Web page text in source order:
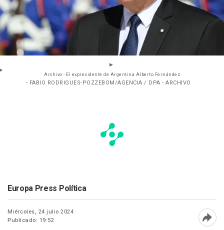
Archivo - El expresidente de Argentina Alberto Fernández
- FABIO RODRIGUES-POZZEBOM/AGENCIA / DPA - ARCHIVO
Europa Press Política
Miércoles, 24 julio 2024
Publicado: 19:52